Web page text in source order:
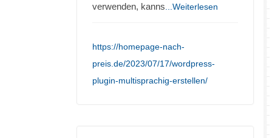
verwenden, kanns ...Weiterlesen
https://homepage-nach-
preis.de/2023/07/17/wordpress-
plugin-multisprachig-erstellen/